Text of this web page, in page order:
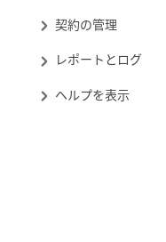
契約の管理
レポートとログ
ヘルプを表示